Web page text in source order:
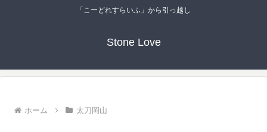
「こーどれすらいふ」から引っ越し
Stone Love
ホーム 太刀岡山